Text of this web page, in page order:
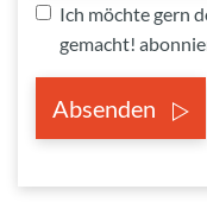
Ich möchte gern
gemacht!
Absenden